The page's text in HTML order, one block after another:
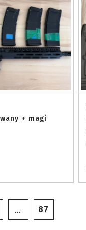
+ magi
… 87